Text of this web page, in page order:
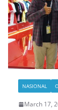
NASIONAL
March 17,